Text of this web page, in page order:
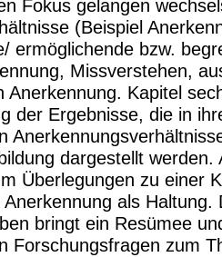
Fokus gelangen
(Beispiel
ermöglichende bzw.
Missverstehen,
Anerkennung. Kapitel
der Ergebnisse, die in
dargestellt werden.
Überlegungen zu einer
als Haltung.
bringt ein Resümee
Forschungsfragen zum